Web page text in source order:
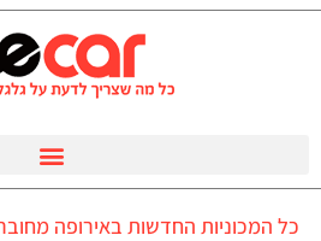
כל המכוניות החדשות באירופה